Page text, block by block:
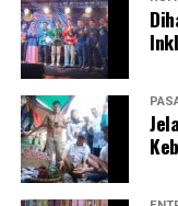
peningkatan
inti dan bisnis baru
tersebut dijalankan
sekaligus
melayani seluruh
3. Rebranding BRI:
Semua”
setiap aspek
memberikan
perusahaan,